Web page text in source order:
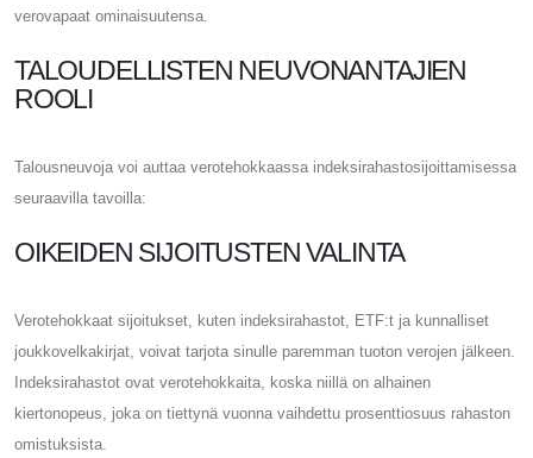
verovapaat ominaisuutensa.
TALOUDELLISTEN NEUVONANTAJIEN
ROOLI
Talousneuvoja voi auttaa verotehokkaassa indeksirahastosijoittamisessa
seuraavilla tavoilla:
OIKEIDEN SIJOITUSTEN VALINTA
Verotehokkaat sijoitukset, kuten indeksirahastot, ETF:t ja kunnalliset
joukkovelkakirjat, voivat tarjota sinulle paremman tuoton verojen jälkeen.
Indeksirahastot ovat verotehokkaita, koska niillä on alhainen
kiertonopeus, joka on tiettynä vuonna vaihdettu prosenttiosuus rahaston
omistuksista.